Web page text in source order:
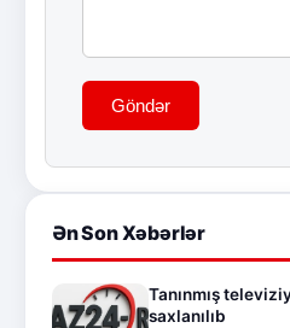
Göndər
Ən Son Xəbərlər
Tanınmış
saxlanılıb